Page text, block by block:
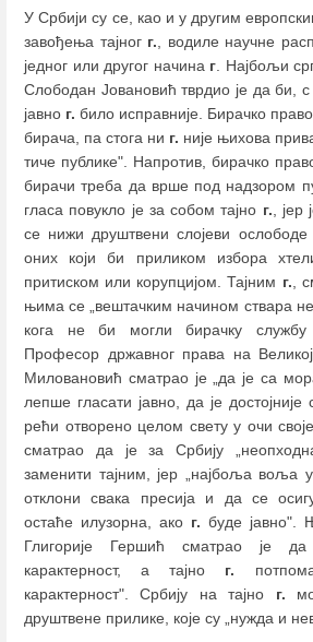
У Србији су се, као и у другим
завођења тајног г. , водиле научне
једног или другог начина г . Најбољи
Слободан Јовановић тврдио је да би, с
јавно г. било исправније. Бирачко
бирача, па стога ни г. није њихова
тиче публике". Напротив, бирачко
бирачи треба да врше под надзором
гласа повукло је за собом тајно г. ,
се нижи друштвени слојеви
оних који би приликом избора
притиском или корупцијом. Тајним г. ,
њима се „вештачким начином ствара
кога не би могли бирачку службу
Професор државног права на
Миловановић сматрао је „да је са
лепше гласати јавно, да је достојније
рећи отворено целом свету у очи
сматрао да је за Србију
заменити тајним, јер „најбоља воља
отклони свака пресија и да се
остаће илузорна, ако г. буде јавно".
Глигорије Гершић сматрао је
карактерност, а тајно г.
карактерност". Србију на тајно г.
друштвене прилике, које су „нужда и